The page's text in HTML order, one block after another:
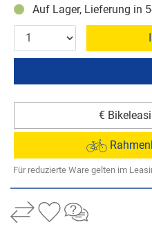
Auf Lager, Lieferung in
€
Für reduzierte Ware gelten im